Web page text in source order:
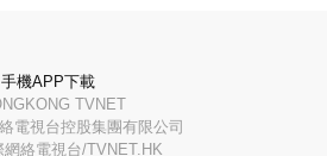
手機APP下載
TVNET
電視台控股集團有限公司
網絡電視台/TVNET.HK